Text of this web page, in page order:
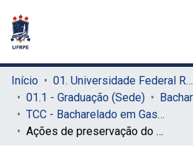
Início
01. Universidade Federal Rural de Pernambuco - UFRPE (Sede)
01.1 - Graduação (Sede)
TCC - Bacharelado em Gastronomia (Sede)
Ações de preservação do patrimônio alimentar em Pernambuco: uma vivência na FUNDARPE